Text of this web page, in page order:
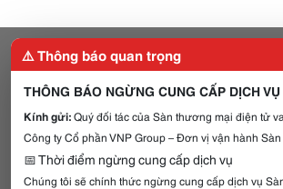
⚠️ Thông báo quan trọng
THÔNG BÁO NGỪNG CUNG CẤP DỊCH
Kính gửi:Quý đối tác của Sàn thương mại điện tử
Công ty Cổ phần VNP Group – Đơn vị vận hành
📅 Thời điểm ngừng cung cấp dịch vụ
Chúng tôi sẽ chính thức ngừng cung cấp dịch vụ